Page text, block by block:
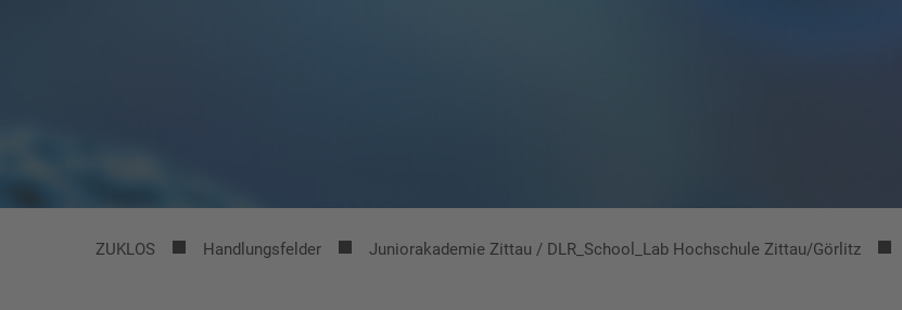
ZUKLOS Handlungsfelder Juniorakademie Zittau / DLR_School_Lab Hochschule Zittau/Görlitz